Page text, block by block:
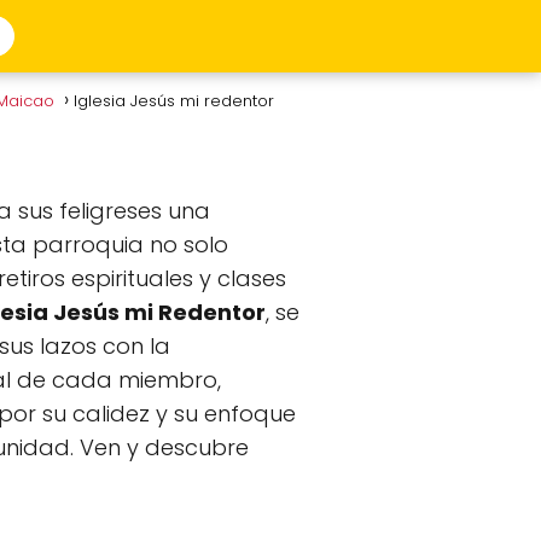
Iglesia Jesús mi redentor
sus feligreses una
parroquia no solo
espirituales y clases
Jesús mi Redentor, se
lazos con la
de cada miembro,
su calidez y su enfoque
Ven y descubre